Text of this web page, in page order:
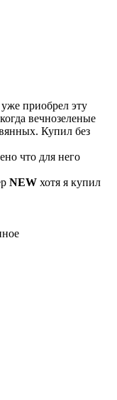
приобрел эту
вечнозеленые
Купил без
что для него
NEW хотя я купил